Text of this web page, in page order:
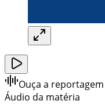
Ouça a reportagem
Áudio da matéria